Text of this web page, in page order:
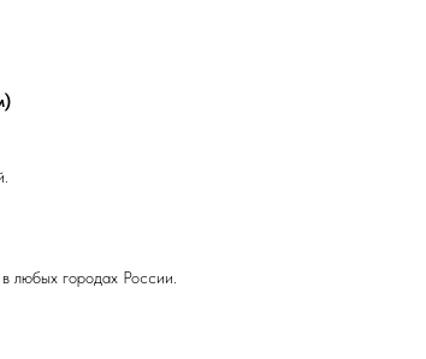
любых городах России.